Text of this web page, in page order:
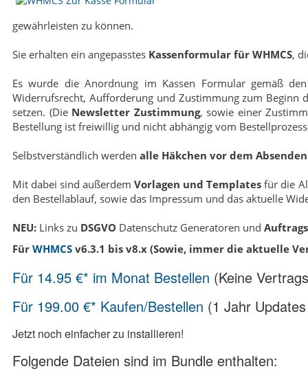
gewährleisten zu können.
Sie erhalten ein angepasstes Kassenformular für WHMCS,
Es wurde die Anordnung im Kassen Formular gemäß
Widerrufsrecht, Aufforderung und Zustimmung zum Beginn
setzen. (Die Newsletter Zustimmung, sowie einer
Bestellung ist freiwillig und nicht abhängig vom
Selbstverständlich werden alle Häkchen vor dem
Mit dabei sind außerdemVorlagen und Templates für die
den Bestellablauf, sowie das Impressum und das aktuelle
NEU: Links zu DSGVO Datenschutz Generatoren und
Für WHMCS v6.3.1 bis v8.x (Sowie, immer die aktuelle
Für 14.95 €* im Monat Bestellen (Keine
Für 199.00 €* Kaufen/Bestellen (1 Jahr
Jetzt noch einfacher zu installieren!
Folgende Dateien sind im Bundle enthalten: